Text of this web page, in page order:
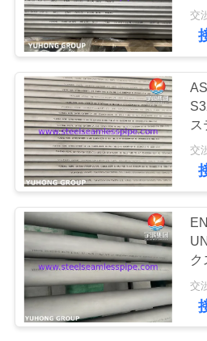
し
な
い
引
用
を
要
求
フィンチュ
熱交換器
レ
ス
業
交
ク
交